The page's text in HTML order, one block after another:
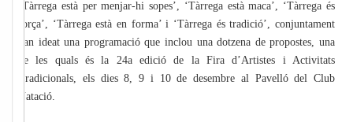
‘Tàrrega està per menjar-hi sopes’, ‘Tàrrega està maca’, ‘Tàrrega és
força’, ‘Tàrrega està en forma’ i ‘Tàrrega és tradició’, conjuntament
han ideat una programació que inclou una dotzena de propostes, una
de les quals és la 24a edició de la Fira d’Artistes i Activitats
Tradicionals, els dies 8, 9 i 10 de desembre al Pavelló del Club
Natació.